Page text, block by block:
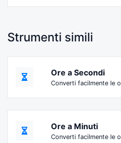
Strumenti simili
Ore a Secondi
Ore a Minuti